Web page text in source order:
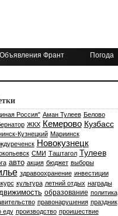
Объявления Франт Погода
Россия" Аман Тулеев Белово
ЖКХ Кемерово Кузбасс
Кузнецкий Мариинск
Новокузнецк
СМИ Таштагол Тулеев
авто акция бюджет выборы
здравоохранение инвестиции
культура летний отдых награды
образование политика
правонарушения праздник
еду производство проишествие